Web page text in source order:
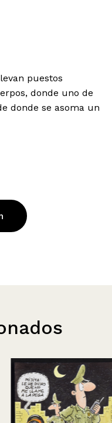
puestos
donde uno de
donde se asoma un